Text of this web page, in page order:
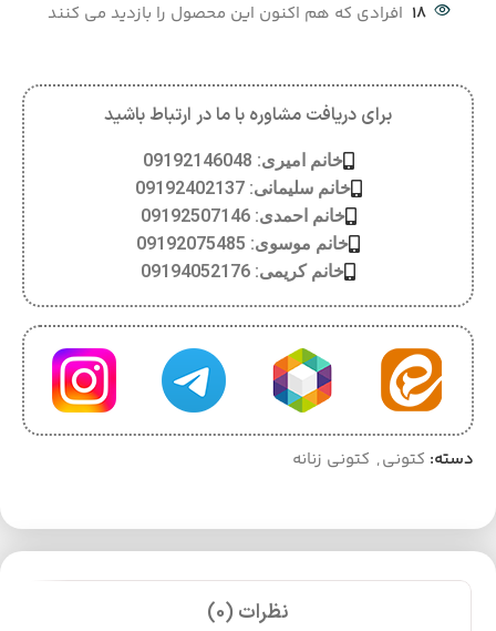
18 افرادی که هم اکنون این محصول را بازدید می کنند
برای دریافت مشاوره با ما در ارتباط باشید
خانم امیری: 09192146048
خانم سلیمانی: 09192402137
خانم احمدی: 09192507146
خانم موسوی: 09192075485
خانم کریمی: 09194052176
دسته: کتونی, کتونی زنانه
نظرات (0)